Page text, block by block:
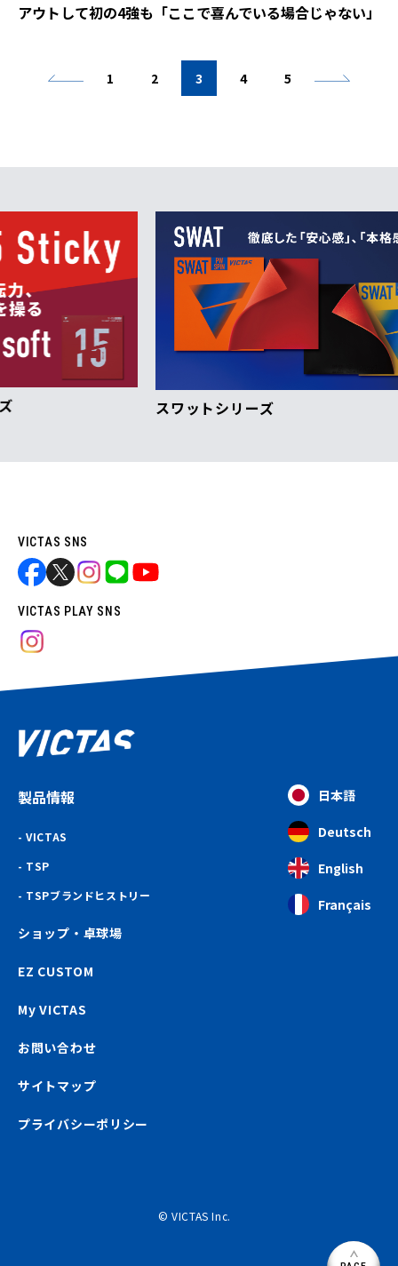
アウトして初の4強も「ここで喜んでいる場合じゃない」
1 2 3 4 5
スワットシリーズ
VICTAS SNS
VICTAS PLAY SNS
製品情報
VICTAS
TSP
TSPブランドヒストリー
ショップ・卓球場
EZ CUSTOM
My VICTAS
お問い合わせ
サイトマップ
プライバシーポリシー
日本語
Deutsch
English
Français
© VICTAS Inc.